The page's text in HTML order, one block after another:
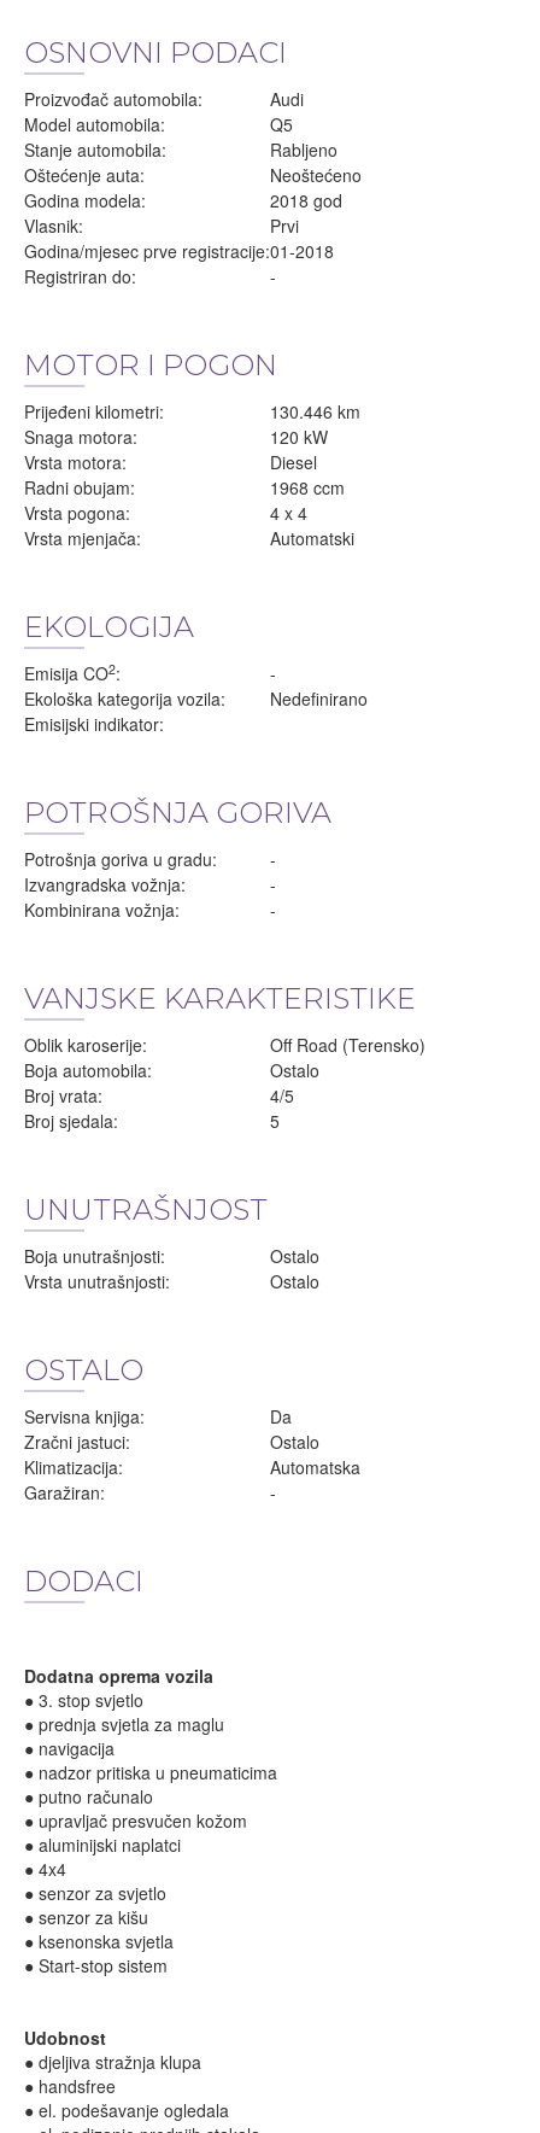
OSNOVNI PODACI
Proizvođač automobila:
Audi
Model automobila:
Q5
Stanje automobila:
Rabljeno
Oštećenje auta:
Neoštećeno
Godina modela:
2018 god
Vlasnik:
Prvi
Godina/mjesec prve registracije:01-2018
Registriran do:
-
MOTOR I POGON
Prijeđeni kilometri:
130.446 km
Snaga motora:
120 kW
Vrsta motora:
Diesel
Radni obujam:
1968 ccm
Vrsta pogona:
4 x 4
Vrsta mjenjača:
Automatski
EKOLOGIJA
Emisija CO2:
-
Ekološka kategorija vozila:
Nedefinirano
Emisijski indikator:
POTROŠNJA GORIVA
Potrošnja goriva u gradu:
-
Izvangradska vožnja:
-
Kombinirana vožnja:
-
VANJSKE KARAKTERISTIKE
Oblik karoserije:
Off Road (Terensko)
Boja automobila:
Ostalo
Broj vrata:
4/5
Broj sjedala:
5
UNUTRAŠNJOST
Boja unutrašnjosti:
Ostalo
Vrsta unutrašnjosti:
Ostalo
OSTALO
Servisna knjiga:
Da
Zračni jastuci:
Ostalo
Klimatizacija:
Automatska
Garažiran:
-
DODACI
Dodatna oprema vozila
● 3. stop svjetlo
● prednja svjetla za maglu
● navigacija
● nadzor pritiska u pneumaticima
● putno računalo
● upravljač presvučen kožom
● aluminijski naplatci
● 4x4
● senzor za svjetlo
● senzor za kišu
● ksenonska svjetla
● Start-stop sistem
Udobnost
● djeljiva stražnja klupa
● handsfree
● el. podešavanje ogledala